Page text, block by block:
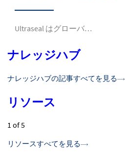
Ultraseal はグローバ…
ナレッジハブ
ナレッジハブの記事すべてを見る
リソース
1of 5
リソースすべてを見る